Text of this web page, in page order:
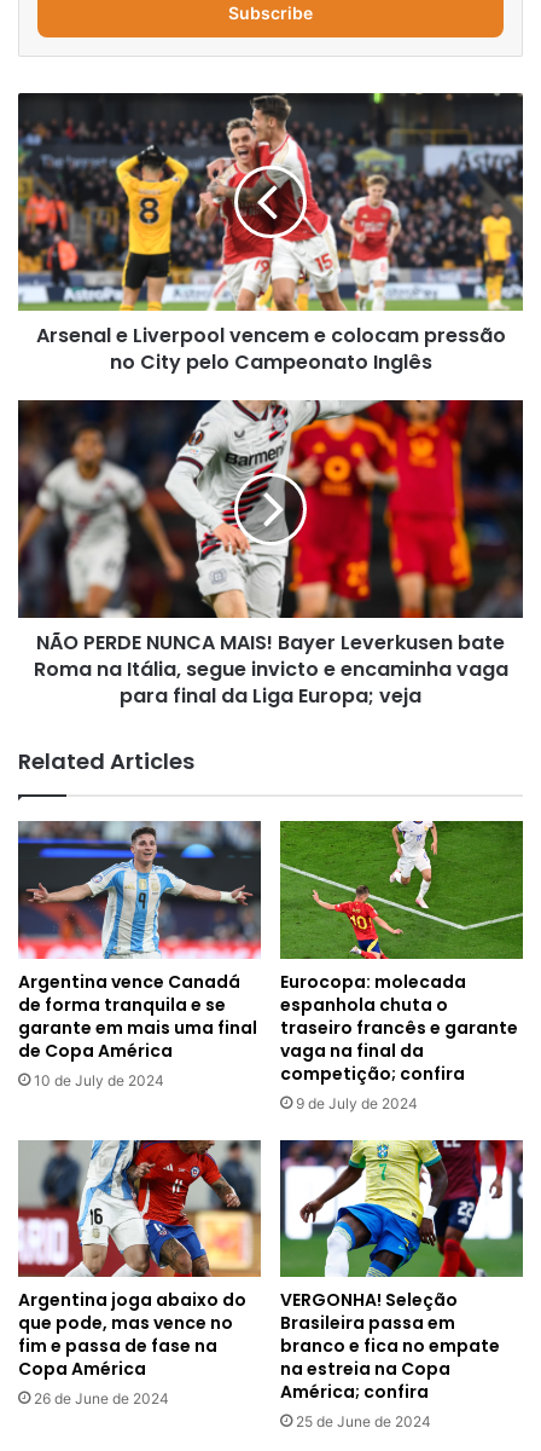
e
Liverpool
vencem
e
colocam
pressão
no
City
pelo
Campeonato
Arsenal e Liverpool vencem e colocam pressão
no City pelo Campeonato Inglês
NÃO
PERDE
NUNCA
MAIS!
Bayer
Leverkusen
bate
Roma
na
Itália,
segue
vaga
para
final
da
Europa;
veja
NÃO PERDE NUNCA MAIS! Bayer Leverkusen bate
Roma na Itália, segue invicto e encaminha vaga
para final da Liga Europa; veja
Related Articles
Argentina vence Canadá
de forma tranquila e se
garante em mais uma final
de Copa América
10 de July de 2024
Eurocopa: molecada
espanhola chuta o
traseiro francês e garante
vaga na final da
competição; confira
9 de July de 2024
Argentina joga abaixo do
que pode, mas vence no
fim e passa de fase na
Copa América
26 de June de 2024
VERGONHA! Seleção
Brasileira passa em
branco e fica no empate
na estreia na Copa
América; confira
25 de June de 2024